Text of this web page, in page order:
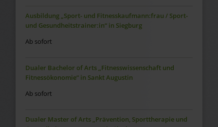
Ausbildung „Sport- und Fitnesskaufmann:frau / Sport-
und Gesundheitstrainer:in“ in Siegburg
Ab sofort
Dualer Bachelor of Arts „Fitnesswissenschaft und
Fitnessökonomie“ in Sankt Augustin
Ab sofort
Dualer Master of Arts „Prävention, Sporttherapie und